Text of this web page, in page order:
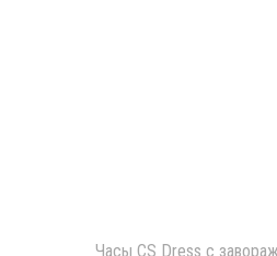
Часы CS Dress с